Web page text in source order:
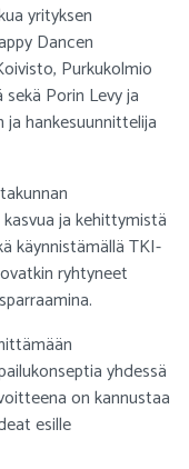
yrityksen
Dancen
Purkukolmio
Porin Levy ja
hankesuunnittelija
ja kehittymistä
käynnistämällä TKI-
ryhtyneet
yhdessä
on kannustaa
esille